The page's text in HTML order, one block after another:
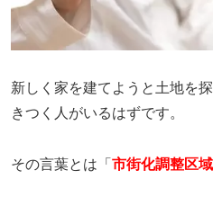
新しく家を建てようと土地を
きつく人がいるはずです。
その言葉とは「 市街化調整区域